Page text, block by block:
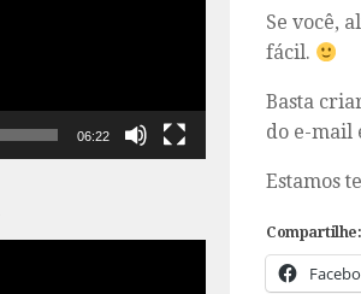
Se você,
fácil.
Basta
do e-mail
Estamos
Compartilhe:
06:22